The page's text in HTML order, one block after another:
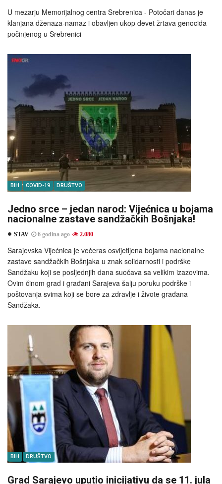
U mezarju Memorijalnog centra Srebrenica - Potočari danas je
klanjana dženaza-namaz i obavljen ukop devet žrtava genocida
počinjenog u Srebrenici
BIH COVID-19 DRUŠTVO
Jedno srce – jedan narod: Vijećnica u bojama
nacionalne zastave sandžačkih Bošnjaka!
STAV 6 godina ago 2.080
Sarajevska Vijećnica je večeras osvijetljena bojama nacionalne
zastave sandžačkih Bošnjaka u znak solidarnosti i podrške
Sandžaku koji se posljednjih dana suočava sa velikim izazovima.
Ovim činom grad i građani Sarajeva šalju poruku podrške i
poštovanja svima koji se bore za zdravlje i živote građana
Sandžaka.
BIH DRUŠTVO
Grad Sarajevo uputio inicijativu da se 11. jula